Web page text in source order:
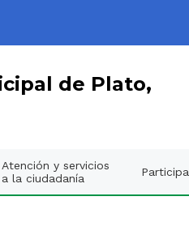
de Plato,
Atención y servicios
a la ciudadanía
Participa